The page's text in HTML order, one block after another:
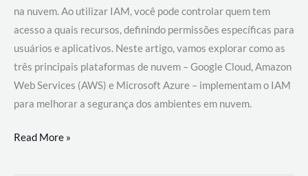
na nuvem. Ao utilizar IAM, você pode controlar quem tem
acesso a quais recursos, definindo permissões específicas para
usuários e aplicativos. Neste artigo, vamos explorar como as
três principais plataformas de nuvem – Google Cloud, Amazon
Web Services (AWS) e Microsoft Azure – implementam o IAM
para melhorar a segurança dos ambientes em nuvem.
Gerenciamento
Read More »